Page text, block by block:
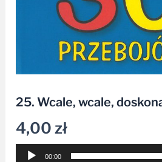
25. Wcale, wcale,
4,00zł
Odtwarzacz
00:00